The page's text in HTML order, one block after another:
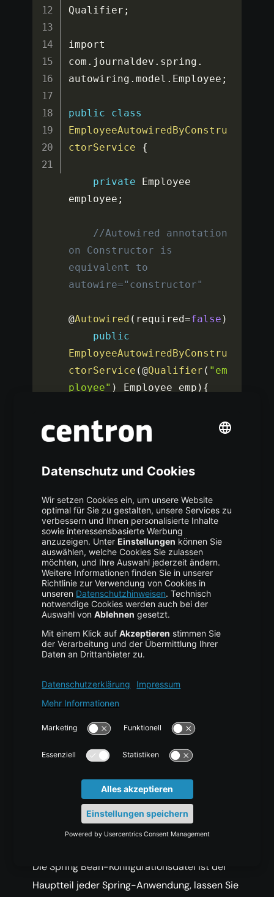
Qualifier ;
import
com . journaldev . spring .
autowiring .model . Employee ;
public
class
EmployeeAutowiredByConstru
ctorService
{
private Employee
employee ;
//Autowired annotation
on Constructor is
equivalent to
autowire="constructor"
@Autowired ( required=false )
public
EmployeeAutowiredByConstru
ctorService (@Qualifier ( "em
ployee" ) Employee emp ) {
}
getEmployee() {
this. employee;
}
}
Wenn dieses Bean vom Spring Framework
initialisiert wird, wird ein Bean mit dem Namen
Spring @Autowired Annotation akzeptiert ein
Argument „required“, das ein Boolean mit dem
Standardwert TRUE ist. Wir können es auf
„false“ definieren, damit das Spring
geeignetes Bean für das Autowiring gefunden
wird.
Spring @Autowired
Annotation – Bean-
Konfigurationsdatei
Die Spring Bean-Konfigurationsdatei ist der
Hauptteil jeder Spring-Anwendung, lassen Sie